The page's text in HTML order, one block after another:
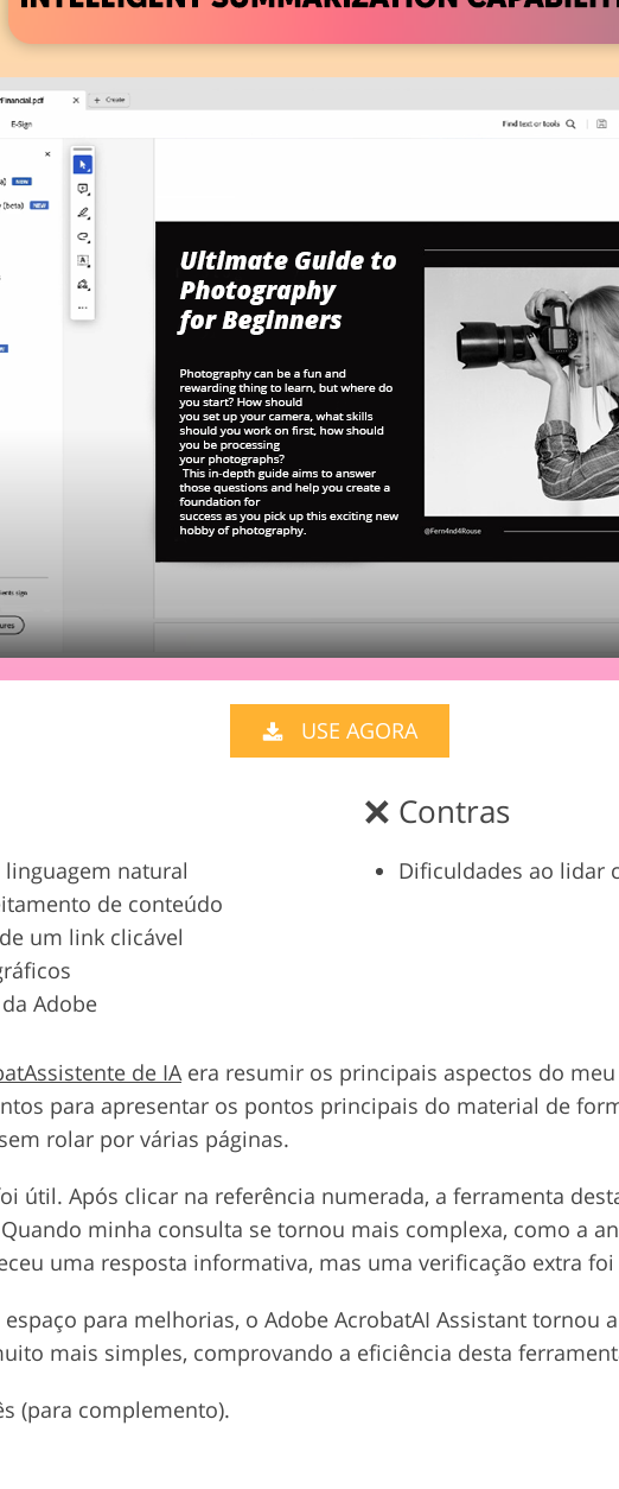
USE AGORA
linguagem natural
de conteúdo
um link clicável
Adobe
Contras
Dificuldades ao lidar
de IAera resumir os principais aspectos do
para apresentar os pontos principais do material de
rolar por várias páginas.
útil. Após clicar na referência numerada, a ferramenta
minha consulta se tornou mais complexa, como a
uma resposta informativa, mas uma verificação extra foi
para melhorias, o Adobe AcrobatAI Assistant tornou
mais simples, comprovando a eficiência desta
(para complemento).